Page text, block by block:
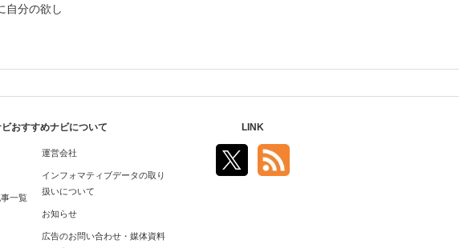
自分の欲し
おすすめナビについて
一覧
運営会社
インフォマティブデータの取り
扱いについて
お知らせ
広告のお問い合わせ・媒体資料
LINK